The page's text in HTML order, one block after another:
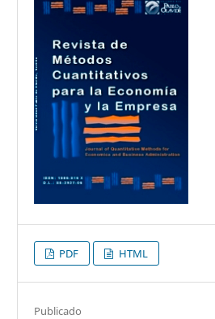
PDF HTML
Publicado